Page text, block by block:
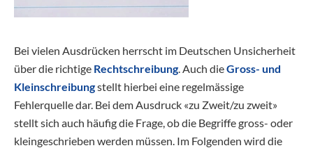
Bei vielen Ausdrücken herrscht im Deutschen Unsicherheit
über die richtige Rechtschreibung. Auch dieGross- und
Kleinschreibungstellt hierbei eine regelmässige
Fehlerquelle dar. Bei dem Ausdruck «zu Zweit/zu zweit»
stellt sich auch häufig die Frage, ob die Begriffe gross- oder
kleingeschrieben werden müssen. Im Folgenden wird die